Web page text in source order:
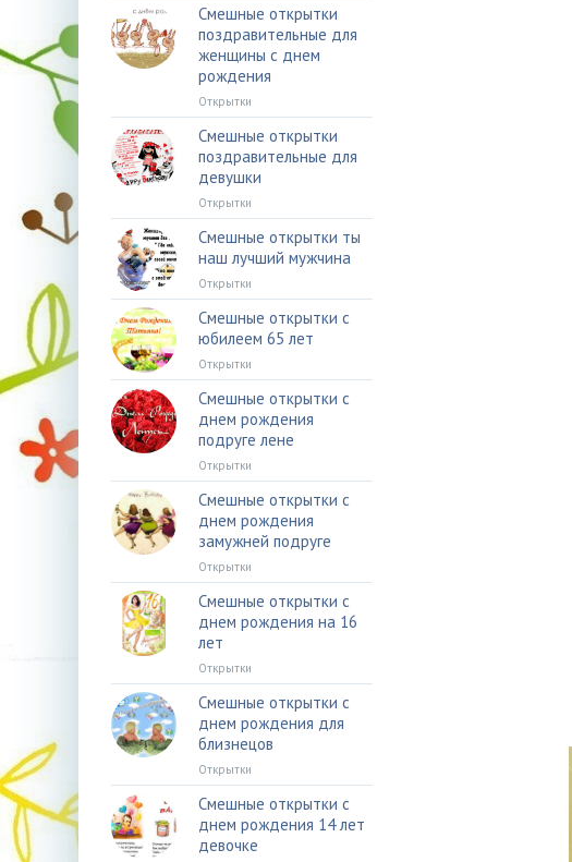
Смешные открытки
поздравительные для
женщины с днем
рождения
Открытки
Смешные открытки
поздравительные для
девушки
Открытки
Смешные открытки ты
наш лучший мужчина
Открытки
Смешные открытки с
юбилеем 65 лет
Открытки
Смешные открытки с
днем рождения
подруге лене
Открытки
Смешные открытки с
днем рождения
замужней подруге
Открытки
Смешные открытки с
днем рождения на 16
лет
Открытки
Смешные открытки с
днем рождения для
близнецов
Открытки
Смешные открытки с
днем рождения 14 лет
девочке